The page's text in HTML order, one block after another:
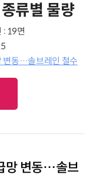
류별 물량
: 19면
변동…솔브레인 철수
망 변동…솔브